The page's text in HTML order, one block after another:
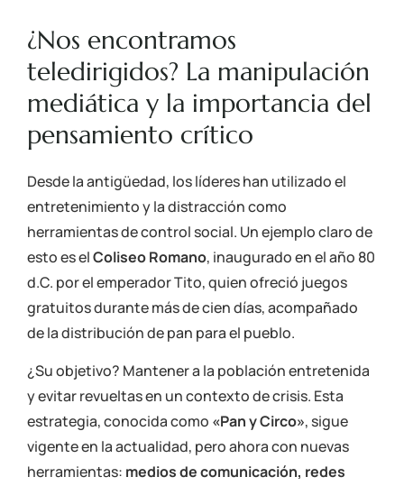
¿Nos encontramos
teledirigidos? La manipulación
mediática y la importancia del
pensamiento crítico
Desde la antigüedad, los líderes han utilizado el
entretenimiento y la distracción como
herramientas de control social. Un ejemplo claro de
esto es elColiseo Romano, inaugurado en el año 80
d.C. por el emperador Tito, quien ofreció juegos
gratuitos durante más de cien días, acompañado
de la distribución de pan para el pueblo.
¿Su objetivo? Mantener a la población entretenida
y evitar revueltas en un contexto de crisis. Esta
estrategia, conocida como «Pan y Circo», sigue
vigente en la actualidad, pero ahora con nuevas
herramientas: medios de comunicación, redes